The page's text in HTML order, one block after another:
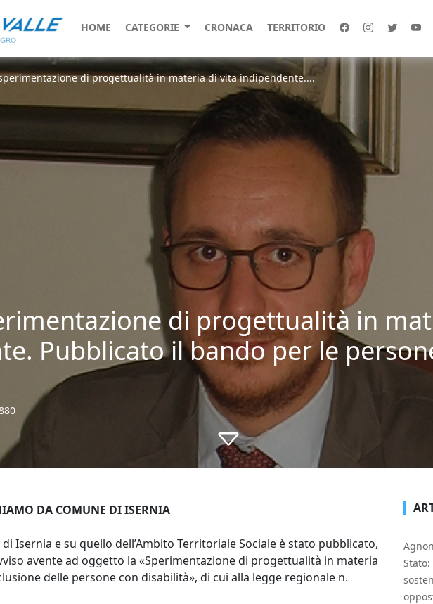
HOME CATEGORIE CRONACA TERRITORIO
di progettualità in materia di vita indipendente....
di progettualità in
Pubblicato il bando per le
DA COMUNE DI ISERNIA
Isernia e su quello dell’Ambito Territoriale Sociale è stato pubblicato,
avente ad oggetto la «Sperimentazione di progettualità in materia
delle persone con disabilità», di cui alla legge regionale n.